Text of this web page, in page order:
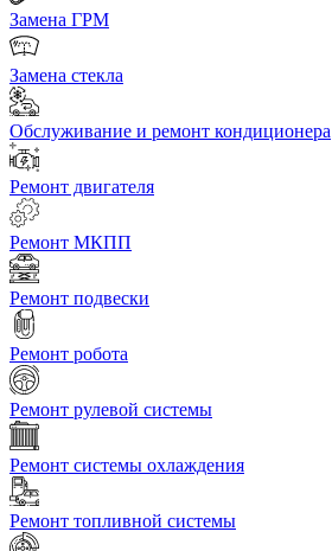
Замена ГРМ
Замена стекла
Обслуживание и ремонт кондиционера
Ремонт двигателя
Ремонт МКПП
Ремонт подвески
Ремонт робота
Ремонт рулевой системы
Ремонт системы охлаждения
Ремонт топливной системы